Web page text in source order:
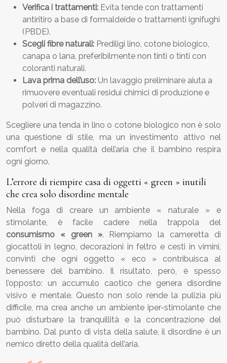
Verifica i trattamenti: Evita tende con trattamenti
antiritiro a base di formaldeide o trattamenti ignifughi
(PBDE).
Scegli fibre naturali: Prediligi lino, cotone biologico,
canapa o lana, preferibilmente non tinti o tinti con
coloranti naturali.
Lava prima dell’uso: Un lavaggio preliminare aiuta a
rimuovere eventuali residui chimici di produzione e
polveri di magazzino.
Scegliere una tenda in lino o cotone biologico non è solo
una questione di stile, ma un investimento attivo nel
comfort e nella qualità dell’aria che il bambino respira
ogni giorno.
L’errore di riempire casa di oggetti « green » inutili
che crea solo disordine mentale
Nella foga di creare un ambiente « naturale » e
stimolante, è facile cadere nella trappola del
consumismo « green ». Riempiamo la cameretta di
giocattoli in legno, decorazioni in feltro e cesti in vimini,
convinti che ogni oggetto « eco » contribuisca al
benessere del bambino. Il risultato, però, è spesso
l’opposto: un accumulo caotico che genera disordine
visivo e mentale. Questo non solo rende la pulizia più
difficile, ma crea anche un ambiente iper-stimolante che
può disturbare la tranquillità e la concentrazione del
bambino. Dal punto di vista della salute, il disordine è un
nemico diretto della qualità dell’aria.